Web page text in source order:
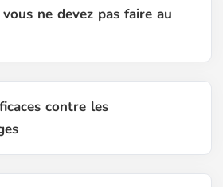
ne devez pas faire au
contre les